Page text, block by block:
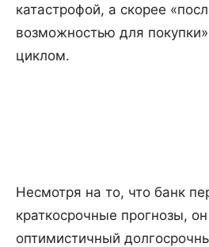
катастрофой, а скорее
возможностью для
циклом.
Несмотря на то, что банк
краткосрочные прогнозы,
оптимистичный